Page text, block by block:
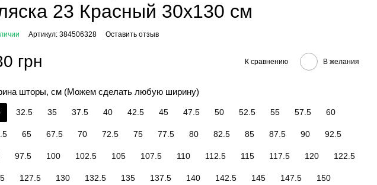
23 Красный 30х130 см
Артикул: 384506328 Оставить отзыв
грн К сравнению В желания
шторы, см (Можем сделать любую ширину)
32.5 35 37.5 40 42.5 45 47.5 50 52.5 55 57.5 60
65 67.5 70 72.5 75 77.5 80 82.5 85 87.5 90 92.5
97.5 100 102.5 105 107.5 110 112.5 115 117.5 120 122.5
127.5 130 132.5 135 137.5 140 142.5 145 147.5 150